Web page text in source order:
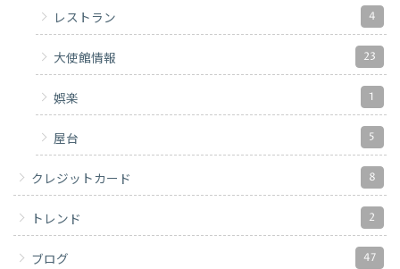
レストラン 4
大使館情報 23
娯楽 1
屋台 5
クレジットカード 8
トレンド 2
ブログ 47